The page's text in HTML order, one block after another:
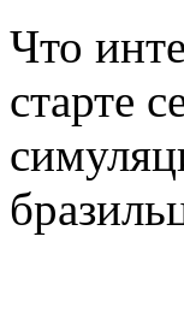
Что
старте